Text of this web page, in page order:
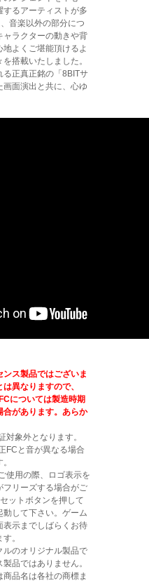
するアーティストが多
音楽以外の部分につ
ャラクターの動きや背
よくご堪能頂けるよ
搭載いたしました。
正真正銘の「8BITサ
画面演出と共に、心ゆ
ス製品ではございま
異なりますので、
については製造時期
合があります。あらか
象外となります。
FCと音が異なる場合
使用の際、ロゴ表示を
フリーズする場合がご
ットボタンを押して
動して下さい。ゲーム
表示までしばらくお待
。
のオリジナル製品で
品ではありません。
品名は各社の商標ま